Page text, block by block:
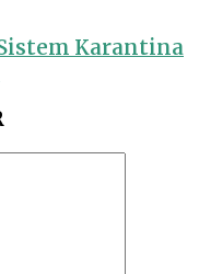
Karantina